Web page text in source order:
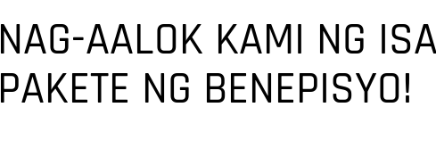
NAG-AALOK KAMI NG
PAKETE NG BENEPISYO!